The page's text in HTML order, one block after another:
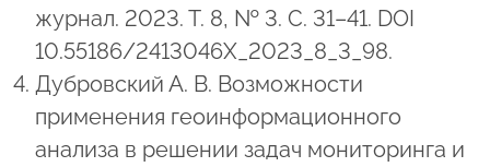
журнал. 2023. Т. 8, № 3. С. 31–41. DOI
10.55186/2413046X_2023_8_3_98.
Дубровский А. В. Возможности
применения геоинформационного
анализа в решении задач мониторинга и